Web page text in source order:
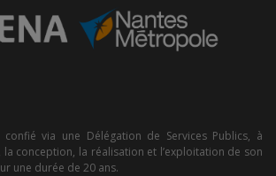
via une Délégation de Services Publics, à
la conception, la réalisation et l’exploitation de son
une durée de 20 ans.